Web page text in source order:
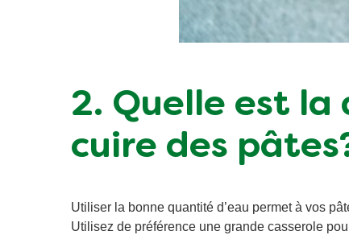
2. Quelle est la
cuire des
Utiliser la bonne quantité d’eau permet à vos
Utilisez de préférence une grande casserole